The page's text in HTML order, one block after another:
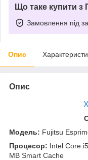
Що таке купити з
Замовлення під
Опис
Опис
Модель: Fujitsu
Процесор: Intel Core
MB Smart Cache